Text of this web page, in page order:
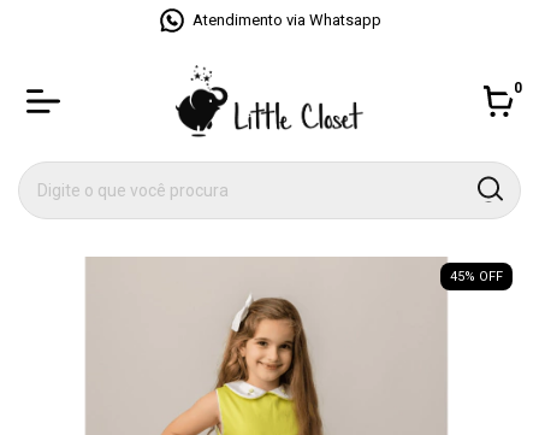
Atendimento via Whatsapp
0
45% OFF